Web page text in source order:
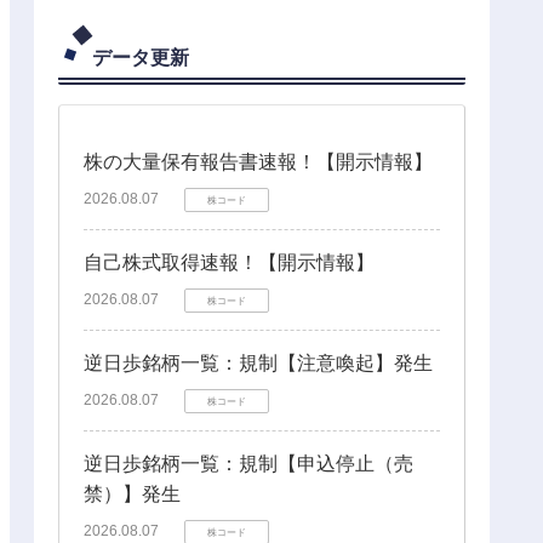
データ更新
株の大量保有報告書速報！【開示情報】
2026.08.07 株コード
自己株式取得速報！【開示情報】
2026.08.07 株コード
逆日歩銘柄一覧：規制【注意喚起】発生
2026.08.07 株コード
逆日歩銘柄一覧：規制【申込停止（売
禁）】発生
2026.08.07 株コード